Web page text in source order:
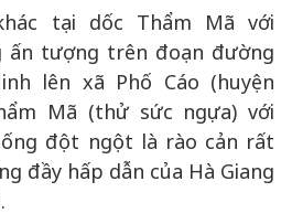
tại dốc Thẩm Mã với
ấn tượng trên đoạn đường
lên xã Phố Cáo (huyện
Mã (thử sức ngựa) với
đột ngột là rào cản rất
đầy hấp dẫn của Hà Giang